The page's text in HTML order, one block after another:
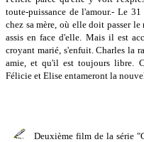
toute-puissance de l'amour.- Le
chez sa mère, où elle doit passer
assis en face d'elle. Mais il est
croyant marié, s'enfuit. Charles la
amie, et qu'il est toujours libre.
Félicie et Elise entameront la
Deuxième film de la série